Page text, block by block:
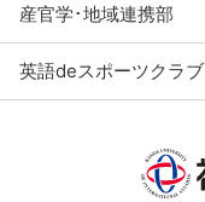
産官学･地域連携部
英語deスポーツクラブ